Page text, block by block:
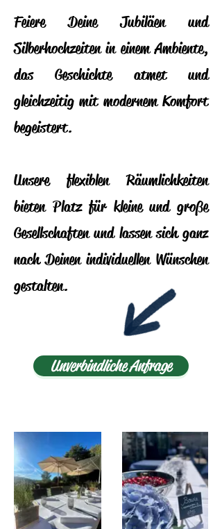
Feiere Deine Jubiläen und
Silberhochzeiten in einem Ambiente,
das Geschichte atmet und
gleichzeitig mit modernem Komfort
begeistert.
Unsere flexiblen Räumlichkeiten
bieten Platz für kleine und große
Gesellschaften und lassen sich ganz
nach Deinen individuellen Wünschen
gestalten.
Unverbindliche Anfrage